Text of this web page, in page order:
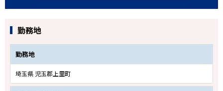
勤務地
勤務地
埼玉県 児玉郡上里町